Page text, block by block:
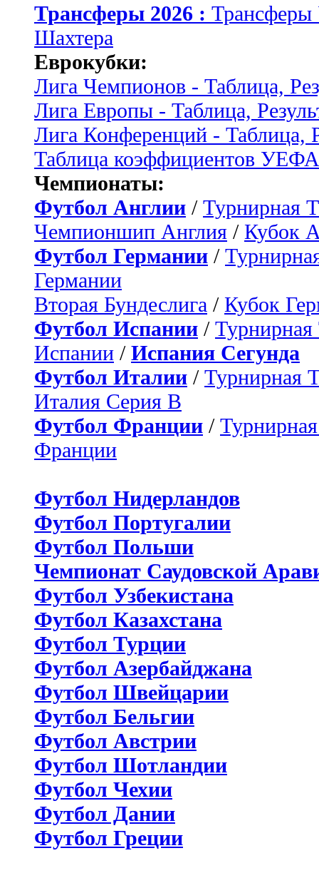
Трансферы 2026 :
Шахтера
Еврокубки:
Лига Чемпионов - Таблица,
Лига Европы - Таблица,
Лига Конференций - Таблица,
Таблица коэффициентов УЕФА
Чемпионаты:
Футбол Англии / Турнирная
Чемпионшип Англия / Кубок
Футбол Германии /
Германии
Вторая Бундеслига / Кубок
Футбол Испании / Турнирная
Испании / Испания Сегунда
Футбол Италии / Турнирная
Италия Серия B
Футбол Франции /
Франции
Футбол Нидерландов
Футбол Португалии
Футбол Польши
Чемпионат Саудовской
Футбол Узбекистана
Футбол Казахстана
Футбол Турции
Футбол Азербайджана
Футбол Швейцарии
Футбол Бельгии
Футбол Австрии
Футбол Шотландии
Футбол Чехии
Футбол Дании
Футбол Греции